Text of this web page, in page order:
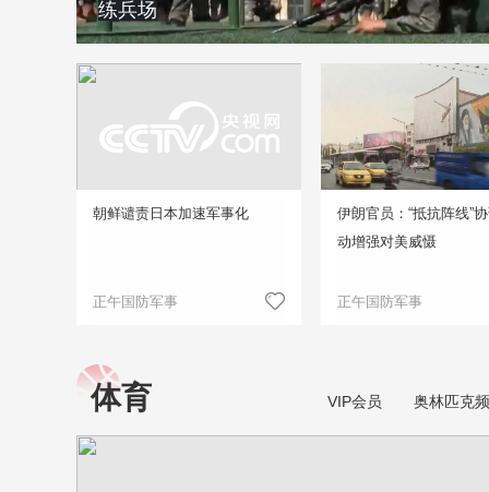
练兵场
朝鲜谴责日本加速军事化
正午国防军事
伊朗官员：“抵抗阵线”
动增强对美威慑
正午国防军事
体育 VIP会员 奥林匹克